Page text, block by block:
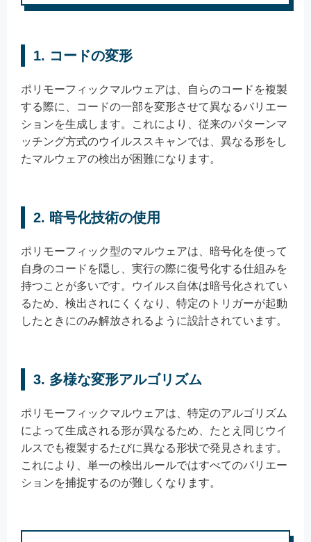
1. コードの変形
ポリモーフィックマルウェアは、自らのコードを複製
する際に、コードの一部を変形させて異なるバリエー
ションを生成します。これにより、従来のパターンマ
ッチング方式のウイルススキャンでは、異なる形をし
たマルウェアの検出が困難になります。
2. 暗号化技術の使用
ポリモーフィック型のマルウェアは、暗号化を使って
自身のコードを隠し、実行の際に復号化する仕組みを
持つことが多いです。ウイルス自体は暗号化されてい
るため、検出されにくくなり、特定のトリガーが起動
したときにのみ解放されるように設計されています。
3. 多様な変形アルゴリズム
ポリモーフィックマルウェアは、特定のアルゴリズム
によって生成される形が異なるため、たとえ同じウイ
ルスでも複製するたびに異なる形状で発見されます。
これにより、単一の検出ルールではすべてのバリエー
ションを捕捉するのが難しくなります。